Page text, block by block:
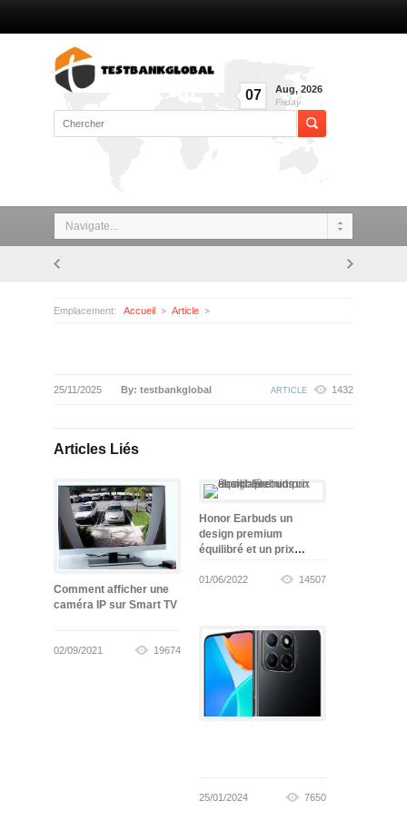
07 Aug, 2026
Friday
Navigate...
Emplacement: Accueil Article
25/11/2025 By: testbankglobal ARTICLE 1432
Articles Liés
Comment afficher une
caméra IP sur Smart TV
02/09/2021 19674
Honor Earbuds un
design premium
équilibré et un prix
01/06/2022 14507
25/01/2024 7650